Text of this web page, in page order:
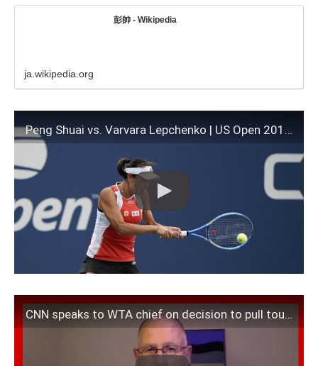
彭帥 - Wikipedia
ja.wikipedia.org
Peng Shuai vs. Varvara Lepchenko | US Open 2019 R1 Highlights
CNN speaks to WTA chief on decision to pull tournaments from China